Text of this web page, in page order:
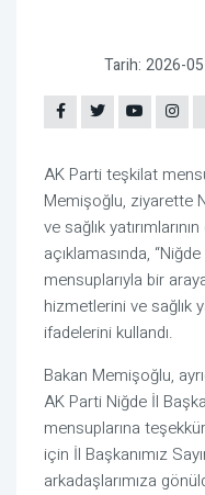
Tarih: 2026-
AK Parti teşkilat
Memişoğlu, ziyarette
ve sağlık
açıklamasında,
mensuplarıyla bir
hizmetlerini ve sağlık
ifadelerini kullandı.
Bakan Memişoğlu,
AK Parti Niğde İl
mensuplarına
için İl Başkanımız
arkadaşlarımıza